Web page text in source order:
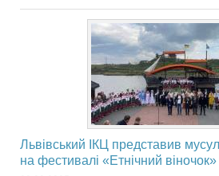
Львівський ІКЦ представив
на фестивалі «Етнічний віночок»